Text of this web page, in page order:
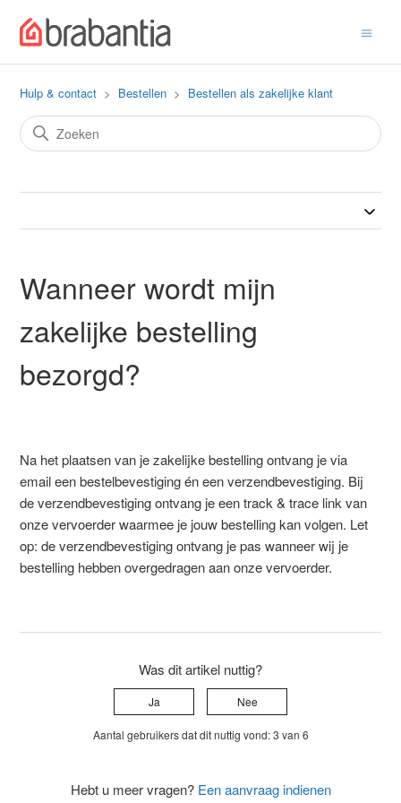
Hulp & contact Bestellen Bestellen als zakelijke klant
Wanneer wordt mijn
zakelijke bestelling
bezorgd?
Na het plaatsen van je zakelijke bestelling ontvang je via
email een bestelbevestiging én een verzendbevestiging. Bij
de verzendbevestiging ontvang je een track & trace link van
onze vervoerder waarmee je jouw bestelling kan volgen. Let
op: de verzendbevestiging ontvang je pas wanneer wij je
bestelling hebben overgedragen aan onze vervoerder.
Was dit artikel nuttig?
Ja Nee
Aantal gebruikers dat dit nuttig vond: 3 van 6
Hebt u meer vragen? Een aanvraag indienen